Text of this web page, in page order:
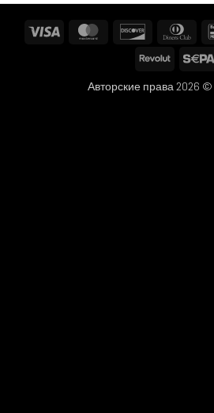
Visa MasterCard Discover
Revolut
Авторские права 2026 ©